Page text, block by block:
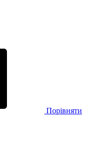
Порівняти